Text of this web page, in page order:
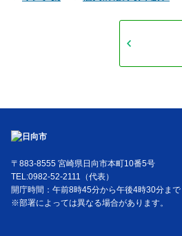
〒883-8555 宮崎県日向市本町10番5号
TEL:0982-52-2111（代表）
開庁時間：午前8時45分から午後4時30分まで
※部署によっては異なる場合があります。